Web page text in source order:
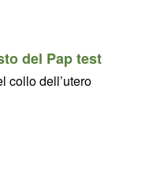
del Pap test
collo dell’utero